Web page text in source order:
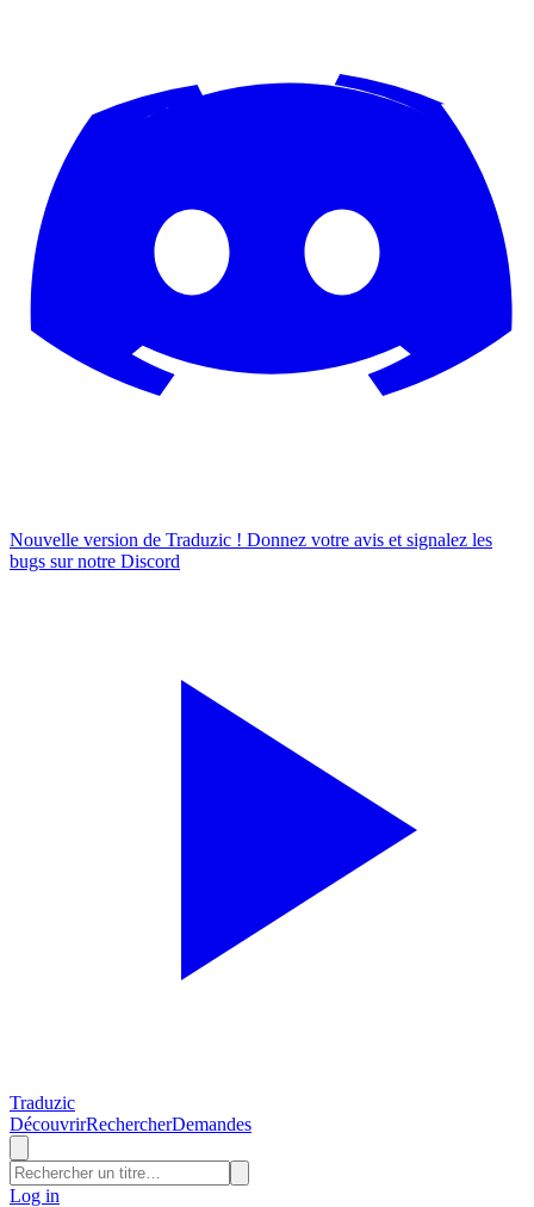
Nouvelle version de Traduzic ! Donnez votre avis et signalez les
bugs sur notre Discord
Traduzic
DécouvrirRechercherDemandes
Log in